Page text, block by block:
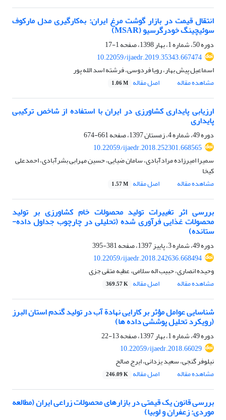
انتقال قیمت در بازار گوشت مرغ ایران: به‌کارگیری مدل مارکوف
سوئیچینگ خودرگرسیو (MSAR)
دوره 50، شماره 1، بهار 1398، صفحه
1-17
10.22059/ijaedr.2019.35343.667474
اسماعیل پیش بهار، رویا فردوسی، فرشته اسد الله پور
مشاهده مقاله
اصل مقاله 1.06 M
ارزیابی پایداری کشاورزی در ایران با استفاده از شاخص‌ ترکیبی
پایداری
دوره 49، شماره 4، زمستان 1397، صفحه
661-674
10.22059/ijaedr.2018.252301.668565
سمیرا امیرزاده مرادآبادی، سامان ضیایی، حسین مهرابی بشرآبادی، احمدعلی
کیخا
مشاهده مقاله
اصل مقاله 1.57 M
بررسی اثر تغییرات تولید محصولات خام کشاورزی بر تولید
محصولات غذایی فرآوری شده (تحلیلی در چارچوب جداول داده-
ستانده)
دوره 49، شماره 3، پاییز 1397، صفحه
381-395
10.22059/ijaedr.2018.242636.668494
وحیده انصاری، حبیب اله سلامی، عطیه متقی جزی
مشاهده مقاله
اصل مقاله 369.57 K
شناسایی عوامل مؤثر بر کارایی نهادة آب در تولید گندم استان البرز
(رویکرد تحلیل پوششی داده ها)
دوره 49، شماره 1، بهار 1397، صفحه
13-22
10.22059/ijaedr.2018.66029
نیلوفر گنجی، سعید یزدانی، ایرج صالح
مشاهده مقاله
اصل مقاله 246.09 K
بررسی قانون یک قیمتی در بازارهای محصولات زراعی ایران (مطالعه
موردی: زعفران و لوبیا)